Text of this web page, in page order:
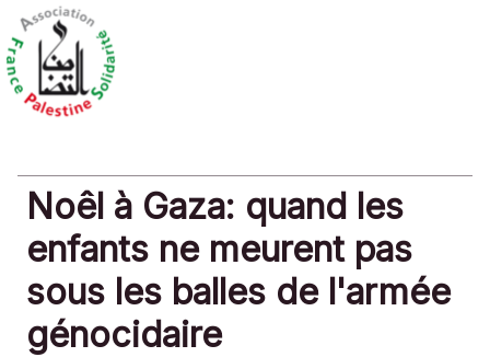
Noêl à Gaza: quand les
enfants ne meurent pas
sous les balles de l'armée
génocidaire